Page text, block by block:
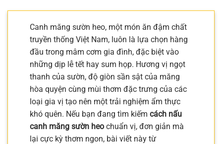
Canh măng sườn heo, một món ăn đậm chất
truyền thống Việt Nam, luôn là lựa chọn hàng
đầu trong mâm cơm gia đình, đặc biệt vào
những dịp lễ tết hay sum họp. Hương vị ngọt
thanh của sườn, độ giòn sần sật của măng
hòa quyện cùng mùi thơm đặc trưng của các
loại gia vị tạo nên một trải nghiệm ẩm thực
khó quên. Nếu bạn đang tìm kiếm cách nấu
canh măng sườn heo chuẩn vị, đơn giản mà
lại cực kỳ thơm ngon, bài viết này từ